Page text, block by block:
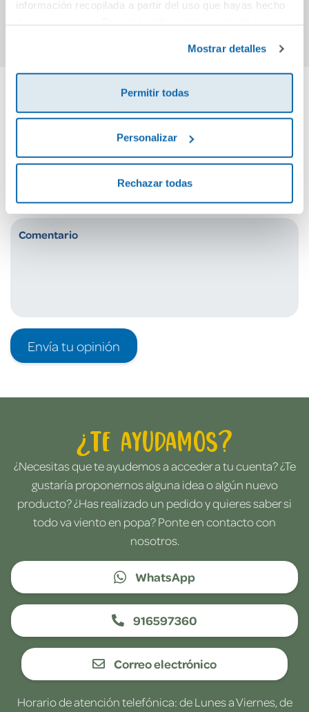
información recopilada a partir del uso que hayas hecho
Mostrar detalles
Permitir todas
Personalizar
Rechazar todas
Cuéntanos tu opinión
Debes iniciar sesión para poder valorarlo
Envía tu opinión
¿Te ayudamos?
¿Necesitas que te ayudemos a acceder a tu cuenta? ¿Te
gustaría proponernos alguna idea o algún nuevo
producto? ¿Has realizado un pedido y quieres saber si
todo va viento en popa? Ponte en contacto con
nosotros.
WhatsApp
916597360
Correo electrónico
Horario de atención telefónica: de Lunes a Viernes, de